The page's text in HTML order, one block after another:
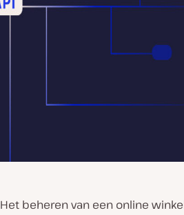
Het beheren van een online